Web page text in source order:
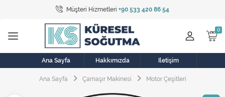
Müşteri Hizmetleri +90 533 420 86 54
Tüm Kategoriler
Bulaşık Makinesi
Buzdolabı
Çamaşır Kurutma Makinesi
Ana Sayfa Hakkımızda İletişim
Ana Sayfa Çamaşır Makinesi Motor Çeşitleri